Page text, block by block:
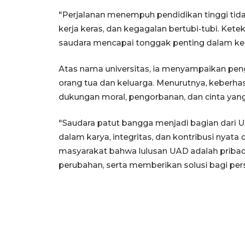
"Perjalanan menempuh pendidikan tinggi
kerja keras, dan kegagalan bertubi-tubi.
saudara mencapai tonggak penting dalam
Atas nama universitas, ia menyampaikan
orang tua dan keluarga. Menurutnya,
dukungan moral, pengorbanan, dan cinta
"Saudara patut bangga menjadi bagian dari
dalam karya, integritas, dan kontribusi nyata
masyarakat bahwa lulusan UAD adalah
perubahan, serta memberikan solusi bagi